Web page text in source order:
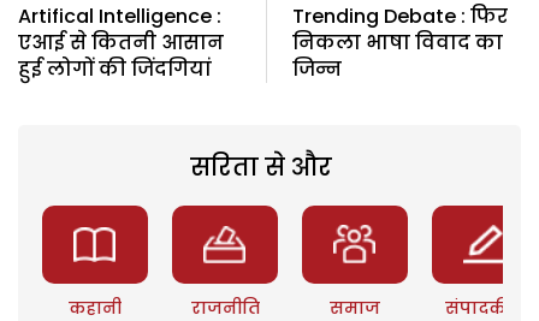
Artifical Intelligence :
एआई से कितनी आसान
हुई लोगों की जिंदगियां
Trending Debate : फिर
निकला भाषा विवाद का
जिन्न
सरिता से और
कहानी राजनीति समाज संपादकीय